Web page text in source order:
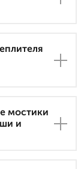
мостики
и